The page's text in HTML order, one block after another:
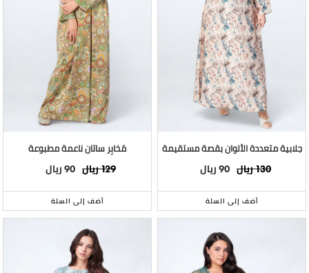
جلابية متعددة الألوان بقصة مستقيمة
ريال130 ريال 90
أضف إلى السلة
مَخابِر ساتان ناعمة مطبوعة
ريال129 ريال 90
أضف إلى السلة